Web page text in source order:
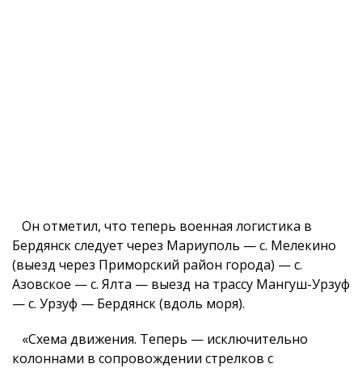
Он отметил, что теперь военная логистика в
Бердянск следует через Мариуполь — с. Мелекино
(выезд через Приморский район города) — с.
Азовское — с. Ялта — выезд на трассу Мангуш-Урзуф
— с. Урзуф — Бердянск (вдоль моря).
«Схема движения. Теперь — исключительно
колоннами в сопровождении стрелков с